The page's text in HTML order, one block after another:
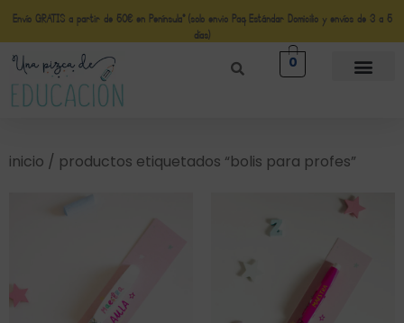
Envío GRATIS a partir de 50€ en Península* (solo envio Paq Estándar Domicilio y envíos de 3 a 5
días)
0
inicio / productos etiquetados “bolis para profes”